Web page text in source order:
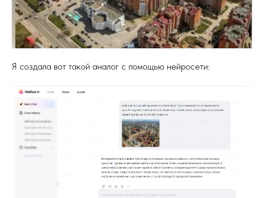
Я создала вот такой аналог с помощью нейросети: